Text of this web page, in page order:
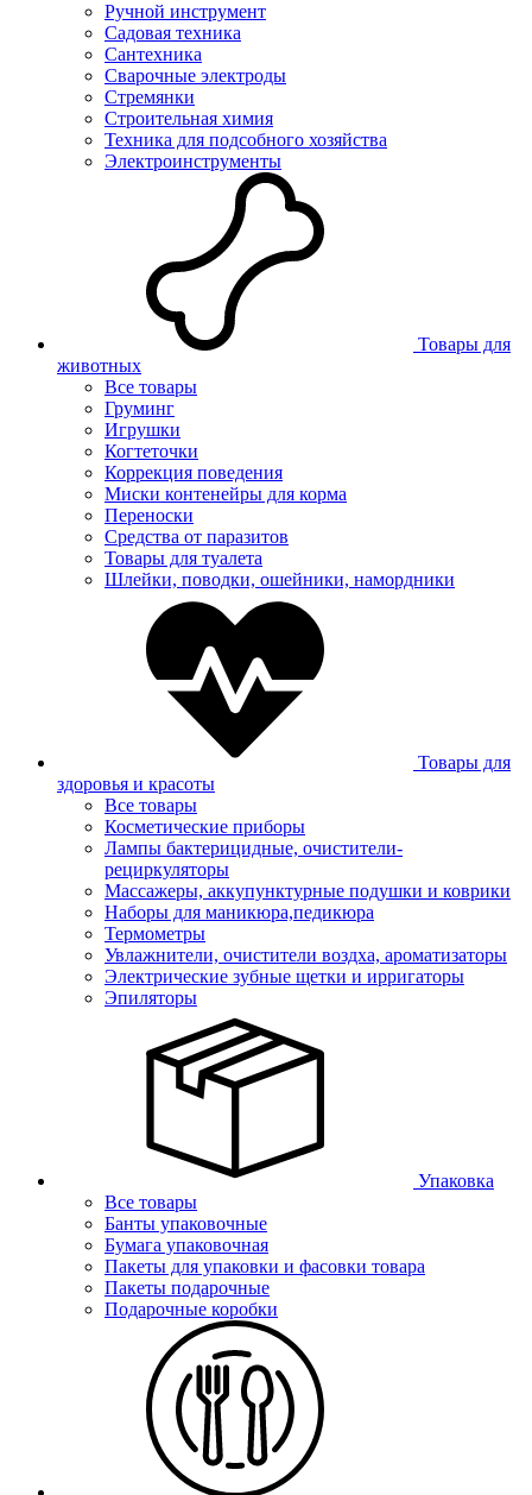
Ручной инструмент
Садовая техника
Сантехника
Сварочные электроды
Стремянки
Строительная химия
Техника для подсобного хозяйства
Электроинструменты
Товары для
животных
Все товары
Груминг
Игрушки
Когтеточки
Коррекция поведения
Миски контенейры для корма
Переноски
Средства от паразитов
Товары для туалета
Шлейки, поводки, ошейники, намордники
Товары для
здоровья и красоты
Все товары
Косметические приборы
Лампы бактерицидные, очистители-
рециркуляторы
Массажеры, аккупунктурные подушки и коврики
Наборы для маникюра,педикюра
Термометры
Увлажнители, очистители воздха, ароматизаторы
Электрические зубные щетки и ирригаторы
Эпиляторы
Упаковка
Все товары
Банты упаковочные
Бумага упаковочная
Пакеты для упаковки и фасовки товара
Пакеты подарочные
Подарочные коробки